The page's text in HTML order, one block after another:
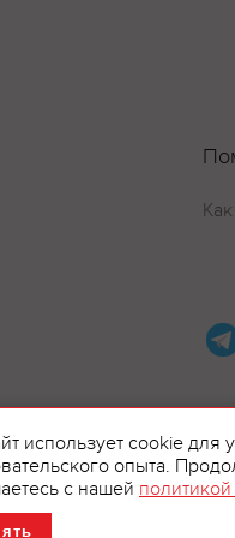
использует cookie для
опыта.
с нашей